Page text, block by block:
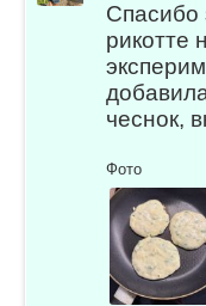
Спасибо
чеснок,
Фото